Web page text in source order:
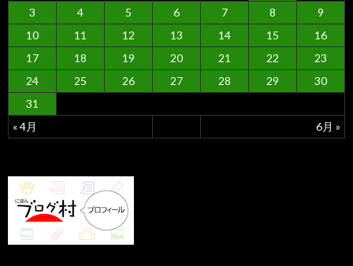
« 4月 6月 »
3
4 5 6 7 8
9
10
11 12 13 14 15
16
17
18 19 20 21 22
23
24
25 26 27 28 29
30
31